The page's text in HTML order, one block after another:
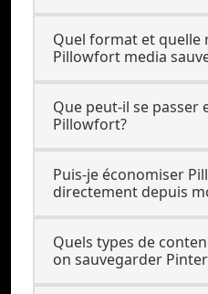
Quel format et quelle
Pillowfort media
Que peut-il se passer
Pillowfort?
Puis-je économiser
directement depuis
Quels types de
on sauvegarder